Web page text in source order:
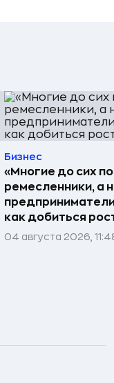
Бизнес
«Многие до сих
ремесленники, а
как добиться
04 августа 2026,